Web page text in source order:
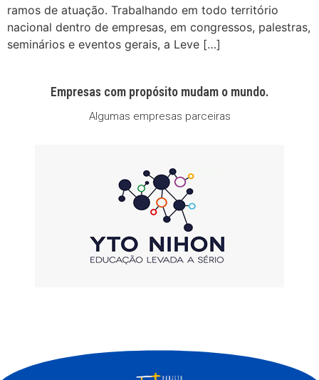
ramos de atuação. Trabalhando em todo território
nacional dentro de empresas, em congressos, palestras,
seminários e eventos gerais, a Leve […]
Empresas com propósito mudam o mundo.
Algumas empresas parceiras